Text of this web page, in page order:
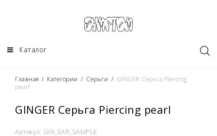
Каталог
Главная / Категории / Серьги / GINGER Серьга Piercing
pearl
GINGER Серьга Piercing pearl
Артикул: GIN_EAR_SAMPLE